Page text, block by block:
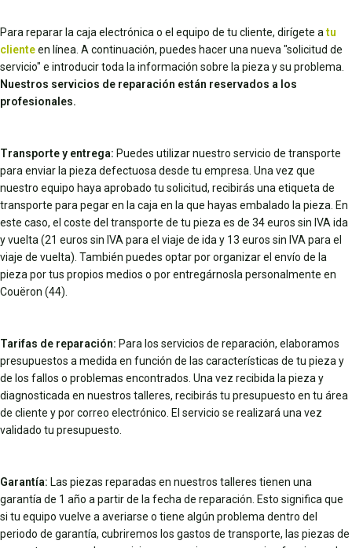
Para reparar la caja electrónica o el equipo de tu cliente, dirígete atu
clienteen línea. A continuación, puedes hacer una nueva "solicitud de
servicio" e introducir toda la información sobre la pieza y su problema.
Nuestros servicios de reparación están reservados a los
profesionales.
Transporte y entrega: Puedes utilizar nuestro servicio de transporte
para enviar la pieza defectuosa desde tu empresa. Una vez que
nuestro equipo haya aprobado tu solicitud, recibirás una etiqueta de
transporte para pegar en la caja en la que hayas embalado la pieza. En
este caso, el coste del transporte de tu pieza es de 34 euros sin IVA ida
y vuelta (21 euros sin IVA para el viaje de ida y 13 euros sin IVA para el
viaje de vuelta). También puedes optar por organizar el envío de la
pieza por tus propios medios o por entregárnosla personalmente en
Couëron (44).
Tarifas de reparación: Para los servicios de reparación, elaboramos
presupuestos a medida en función de las características de tu pieza y
de los fallos o problemas encontrados. Una vez recibida la pieza y
diagnosticada en nuestros talleres, recibirás tu presupuesto en tu área
de cliente y por correo electrónico. El servicio se realizará una vez
validado tu presupuesto.
Garantía: Las piezas reparadas en nuestros talleres tienen una
garantía de 1 año a partir de la fecha de reparación. Esto significa que
si tu equipo vuelve a averiarse o tiene algún problema dentro del
periodo de garantía, cubriremos los gastos de transporte, las piezas de